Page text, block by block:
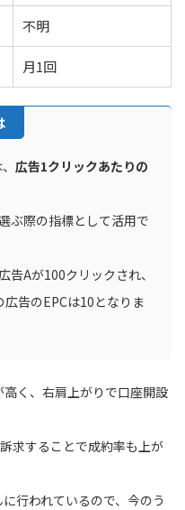
不明
月1回
広告1クリックあたりの
ぶ際の指標として活用で
Aが100クリックされ、
告のEPCは10となりま
く、右肩上がりで口座開設
求することで成約率も上が
行われているので、今のう